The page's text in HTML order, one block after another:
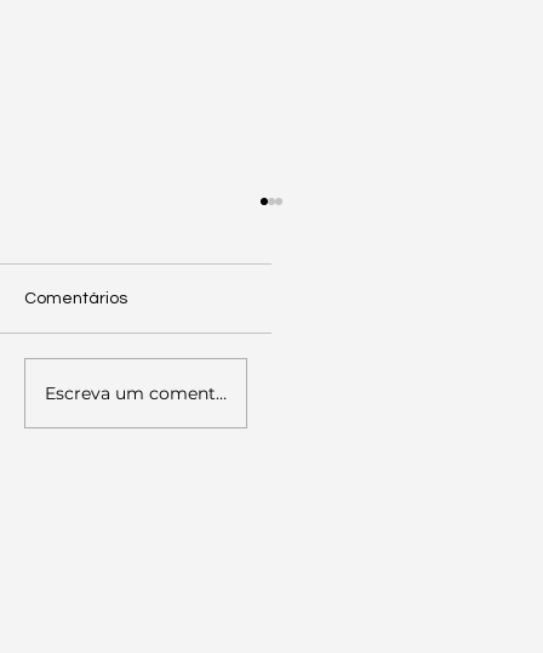
Palestra sobre Literacia Política
Comentários
Escreva um comentário